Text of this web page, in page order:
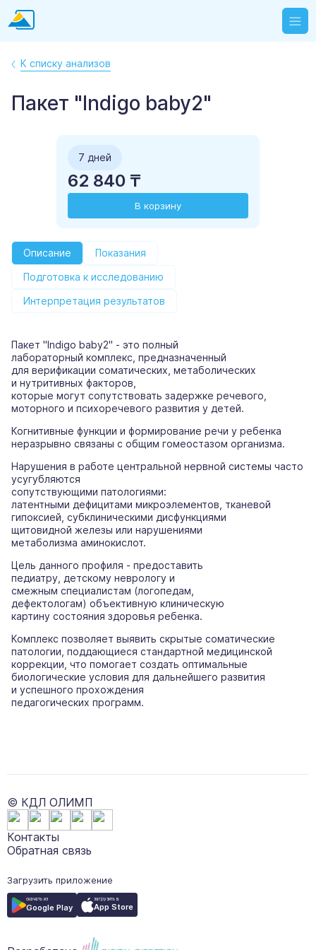
К списку анализов
Пакет "Indigo baby2"
7 дней
62 840 ₸
В корзину
Описание
Показания
Подготовка к исследованию
Интерпретация результатов
Пакет "Indigo baby2" - это полный
лабораторный комплекс, предназначенный
для верификации соматических, метаболических
и нутритивных факторов,
которые могут сопутствовать задержке речевого,
моторного и психоречевого развития у детей.
Когнитивные функции и формирование речи у ребенка
неразрывно связаны с общим гомеостазом организма.
Нарушения в работе центральной нервной системы часто
усугубляются
сопутствующими патологиями:
латентными дефицитами микроэлементов, тканевой
гипоксией, субклиническими дисфункциями
щитовидной железы или нарушениями
метаболизма аминокислот.
Цель данного профиля - предоставить
педиатру, детскому неврологу и
смежным специалистам (логопедам,
дефектологам) объективную клиническую
картину состояния здоровья ребенка.
Комплекс позволяет выявить скрытые соматические
патологии, поддающиеся стандартной медицинской
коррекции, что помогает создать оптимальные
биологические условия для дальнейшего развития
и успешного прохождения
педагогических программ.
© КДЛ ОЛИМП
Контакты
Обратная связь
Загрузить приложение
скачать из
Google Play
загрузить в
App Store